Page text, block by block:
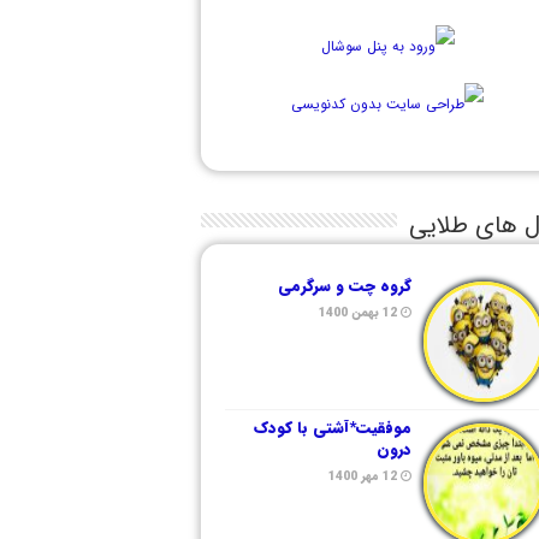
های طلایی
گروه چت و سرگرمی
12 بهمن 1400
موفقیت*آشتی با کودک
درون
12 مهر 1400